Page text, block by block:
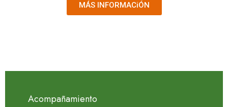
MÁS INFORMACiÓN
Acompañamiento